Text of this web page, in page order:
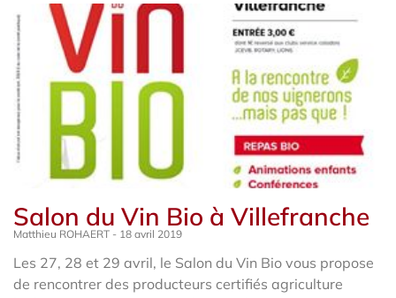
Salon du Vin Bio à Villefranche
Matthieu ROHAERT 18 avril 2019
Les 27, 28 et 29 avril, le Salon du Vin Bio vous propose
de rencontrer des producteurs certifiés agriculture